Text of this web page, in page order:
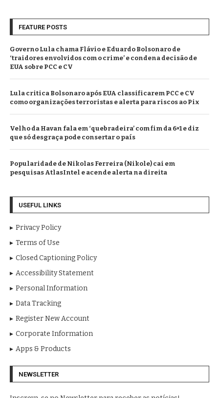
FEATURE POSTS
Governo Lula chama Flávio e Eduardo Bolsonaro de
‘traidores envolvidos com o crime’ e condena decisão de
EUA sobre PCC e CV
Lula critica Bolsonaro após EUA classificarem PCC e CV
como organizações terroristas e alerta para riscos ao Pix
Velho da Havan fala em ‘quebradeira’ com fim da 6×1 e diz
que só desgraça pode consertar o país
Popularidade de Nikolas Ferreira (Nikole) cai em
pesquisas AtlasIntel e acende alerta na direita
USEFUL LINKS
Privacy Policy
Terms of Use
Closed Captioning Policy
Accessibility Statement
Personal Information
Data Tracking
Register New Account
Corporate Information
Apps & Products
NEWSLETTER